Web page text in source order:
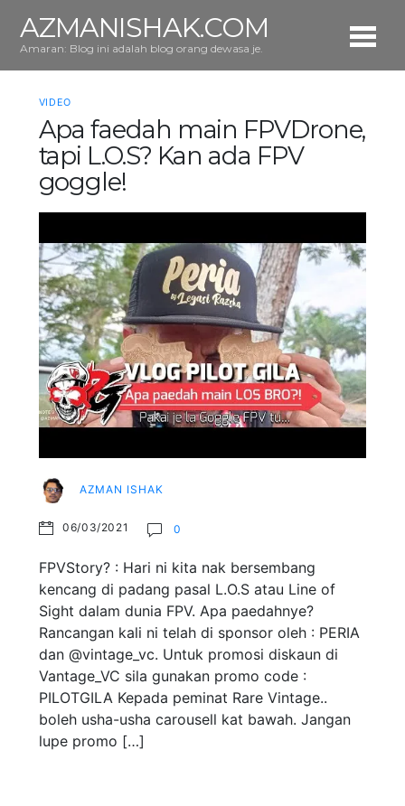
AZMANISHAK.COM
Amaran: Blog ini adalah blog orang dewasa je.
VIDEO
Apa faedah main FPVDrone,
tapi L.O.S? Kan ada FPV
goggle!
AZMAN ISHAK
06/03/2021 0
FPVStory? : Hari ni kita nak bersembang
kencang di padang pasal L.O.S atau Line of
Sight dalam dunia FPV. Apa paedahnye?
Rancangan kali ni telah di sponsor oleh : PERIA
dan @vintage_vc. Untuk promosi diskaun di
Vantage_VC sila gunakan promo code :
PILOTGILA Kepada peminat Rare Vintage..
boleh usha-usha carousell kat bawah. Jangan
lupe promo […]